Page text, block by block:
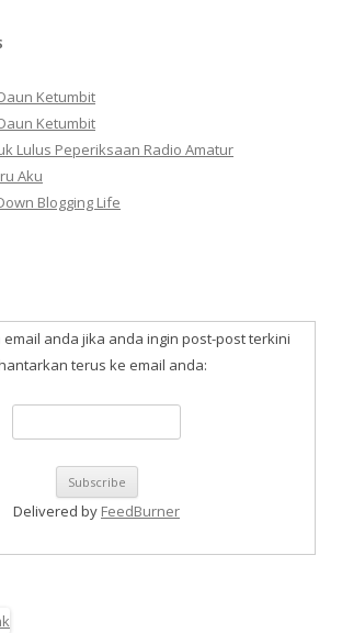
Ketumbit
Ketumbit
Lulus Peperiksaan Radio Amatur
Aku
Blogging Life
email anda jika anda ingin post-post terkini
terus ke email anda:
Delivered by FeedBurner